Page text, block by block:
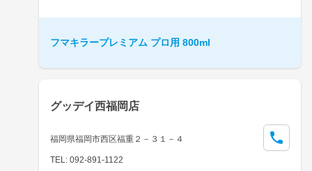
フマキラープレミアム プロ用 800ml
グッデイ西福岡店
福岡県福岡市西区福重２－３１－４
TEL: 092-891-1122